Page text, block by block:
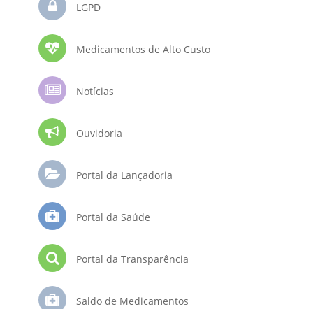
LGPD
Medicamentos de Alto Custo
Notícias
Ouvidoria
Portal da Lançadoria
Portal da Saúde
Portal da Transparência
Saldo de Medicamentos